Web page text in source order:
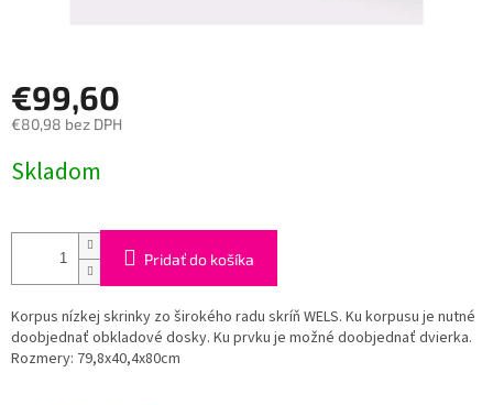
€99,60
€80,98 bez DPH
cena:
Skladom
Pridať do košíka
Korpus nízkej skrinky zo širokého radu skríň WELS. Ku korpusu je nutné
doobjednať obkladové dosky. Ku prvku je možné doobjednať dvierka.
Rozmery: 79,8x40,4x80cm